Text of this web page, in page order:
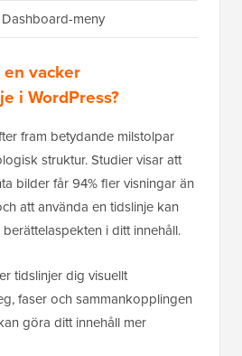
Dashboard-meny
vacker
i WordPress?
fram betydande milstolpar
struktur. Studier visar att
bilder får 94% fler visningar än
att använda en tidslinje kan
i ditt innehåll.
tidslinjer dig visuellt
faser och sammankopplingen
göra ditt innehåll mer